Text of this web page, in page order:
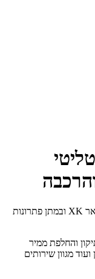
מוסך המפלט מתמחה בהחלפת ממיר קטליטי יגואר XK ובמתן פתרונות
והחלפת ממיר
מגוון שירותים